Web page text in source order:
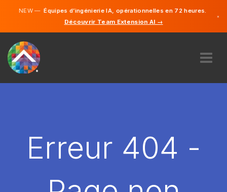
NEW —Équipes d’ingénierie IA, opérationnelles en 72 heures.
Découvrir Team Extension AI →
×
Erreur 404 -